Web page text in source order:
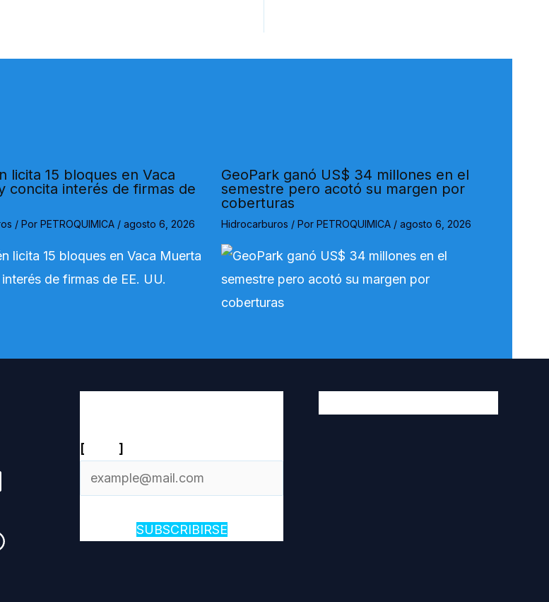
licita 15 bloques en Vaca
concita interés de firmas de
/ Por PETROQUIMICA / agosto 6, 2026
GeoPark ganó US$ 34 millones en el
semestre pero acotó su margen por
coberturas
Hidrocarburos / PorPETROQUIMICA /agosto 6, 2026
[ ]
SUBSCRIBIRSE